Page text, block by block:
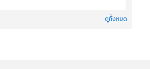
ดูทั้งหมด